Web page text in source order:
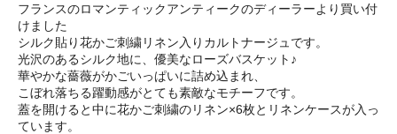
フランスのロマンティックアンティークのディーラーより買い付
けました
シルク貼り花かご刺繍リネン入りカルトナージュです。
光沢のあるシルク地に、優美なローズバスケット♪
華やかな薔薇がかごいっぱいに詰め込まれ、
こぼれ落ちる躍動感がとても素敵なモチーフです。
蓋を開けると中に花かご刺繍のリネン×6枚とリネンケースが入っ
ています。